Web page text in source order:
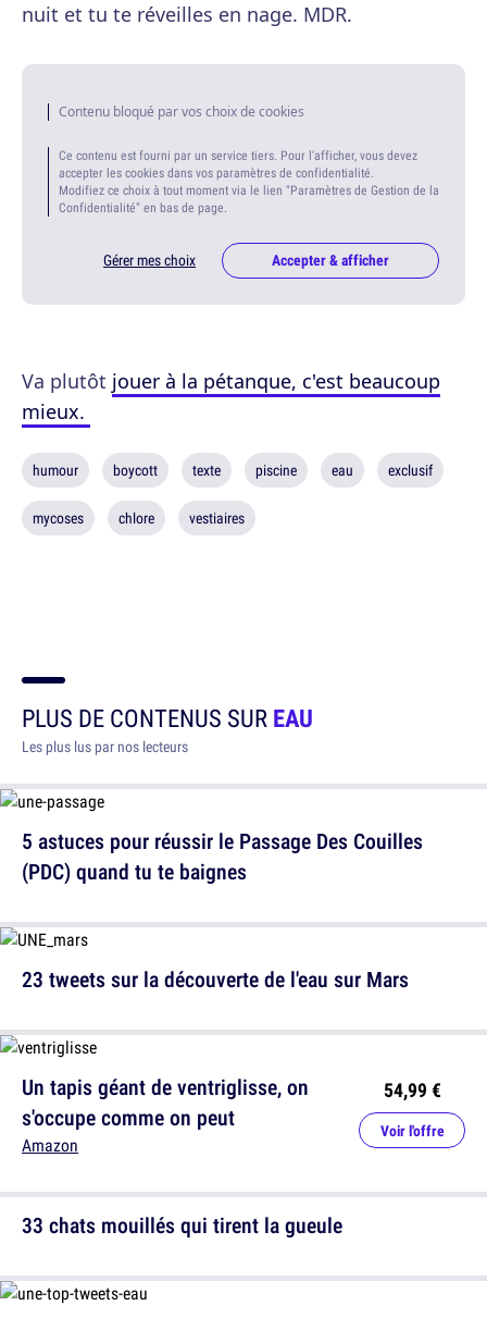
nuit et tu te réveilles en nage. MDR.
Contenu bloqué par vos choix de cookies
Ce contenu est fourni par un service tiers. Pour l'afficher, vous devez
accepter les cookies dans vos paramètres de confidentialité.
Modifiez ce choix à tout moment via le lien "Paramètres de Gestion de la
Confidentialité" en bas de page.
Gérer mes choix Accepter & afficher
Va plutôt jouer à la pétanque, c'est beaucoup
mieux.
humour boycott texte piscine eau exclusif
mycoses chlore vestiaires
PLUS DE CONTENUS SUREAU
Les plus lus par nos lecteurs
5 astuces pour réussir le Passage Des Couilles
(PDC) quand tu te baignes
Un tapis géant de ventriglisse, on
s'occupe comme on peut
Amazon
54,99 €
Voir l'offre
23 tweets sur la découverte de l'eau sur Mars
33 chats mouillés qui tirent la gueule